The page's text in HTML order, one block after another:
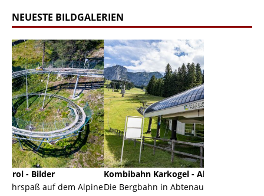
NEUESTE BILDGALERIEN
Alpine
Kombibahn Karkogel - Abtenau - Salzburg
Die Bergbahn in Abtenau ist eine Kombibahn